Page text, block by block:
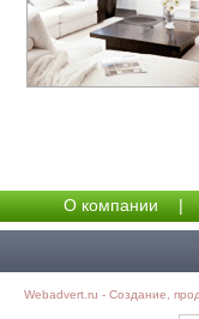
О компании |
Webadvert.ru - Создание,